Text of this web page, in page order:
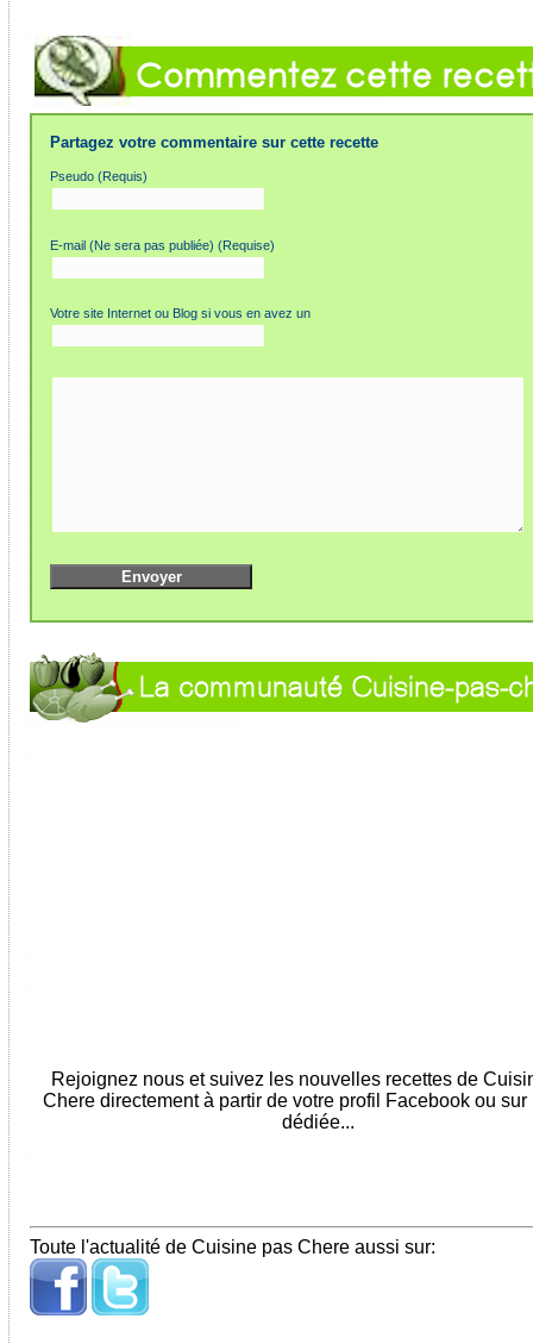
Partagez votre commentaire sur cette recette
Pseudo (Requis)
E-mail (Ne sera pas publiée) (Requise)
Votre site Internet ou Blog si vous en avez un
Rejoignez nous et suivez les nouvelles recettes de
Chere directement à partir de votre profil Facebook ou sur
dédiée...
Toute l'actualité de Cuisine pas Chere aussi sur: